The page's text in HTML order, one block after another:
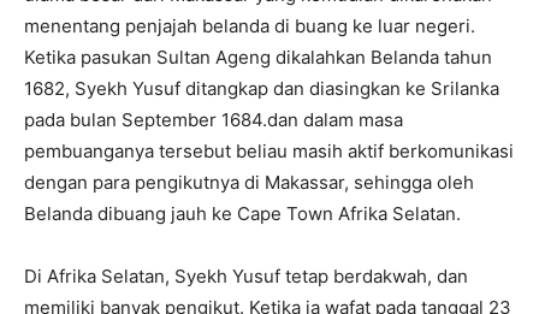
menentang penjajah belanda di buang ke luar negeri.
Ketika pasukan Sultan Ageng dikalahkan Belanda tahun
1682, Syekh Yusuf ditangkap dan diasingkan ke Srilanka
pada bulan September 1684.dan dalam masa
pembuanganya tersebut beliau masih aktif berkomunikasi
dengan para pengikutnya di Makassar, sehingga oleh
Belanda dibuang jauh ke Cape Town Afrika Selatan.
Di Afrika Selatan, Syekh Yusuf tetap berdakwah, dan
memiliki banyak pengikut. Ketika ia wafat pada tanggal 23